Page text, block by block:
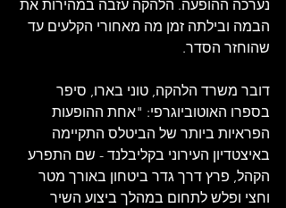
נערכה ההופעה. הלהקה עזבה במהירות את
הבמה ובילתה זמן מה מאחורי הקלעים עד
שהוחזר הסדר.
דובר משרד הלהקה, טוני בארו, סיפר
בספרו האוטוביוגרפי: "אחת ההופעות
הפראיות ביותר של הביטלס התקיימה
באיצטדיון העירוני בקליבלנד - שם התפרע
הקהל, פרץ דרך גדר ביטחון באורך מטר
וחצי ופלש לתחום במהלך ביצוע השיר